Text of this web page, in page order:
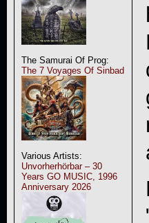
The Samurai Of Prog:
The 7 Voyages Of Sinbad
Various Artists:
Unvorherhörbar – 30
Years GO MUSIC, 1996
Anniversary 2026